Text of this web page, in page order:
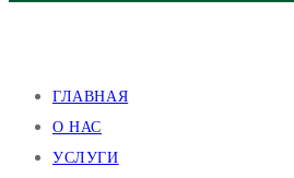
ГЛАВНАЯ
О НАС
УСЛУГИ